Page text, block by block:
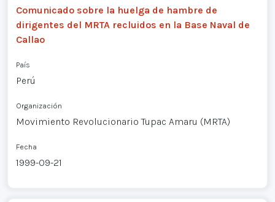
Comunicado sobre la huelga de hambre de
dirigentes del MRTA recluidos en la Base Naval de
Callao
País
Perú
Organización
Movimiento Revolucionario Tupac Amaru (MRTA)
Fecha
1999-09-21